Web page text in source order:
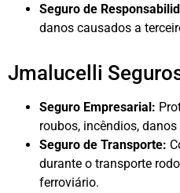
Seguro de
danos causados a
Jmalucelli
Seguro Empresarial:
roubos, incêndios,
Seguro de Transporte:
durante o transporte
ferroviário.